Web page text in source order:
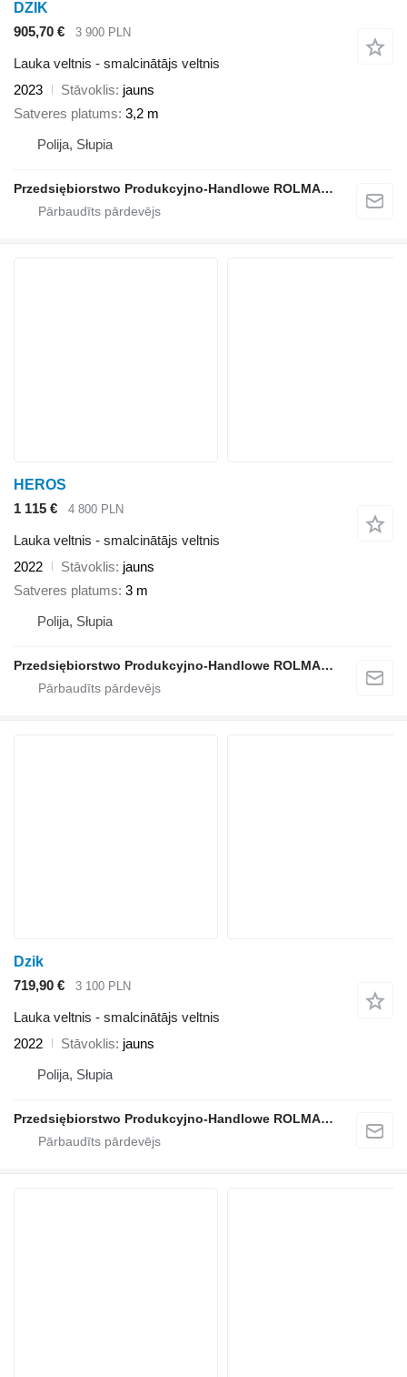
DZIK
905,70 €
3 900 PLN
Lauka veltnis - smalcinātājs veltnis
2023
Stāvoklis jauns
Satveres platums 3,2 m
Polija, Słupia
Przedsiębiorstwo Produkcyjno-Handlowe ROLMAPOL Marcin Dziekan
HEROS
1 115 €
4 800 PLN
Lauka veltnis - smalcinātājs veltnis
2022
Stāvoklis jauns
Satveres platums 3 m
Polija, Słupia
Przedsiębiorstwo Produkcyjno-Handlowe ROLMAPOL Marcin Dziekan
Dzik
719,90 €
3 100 PLN
Lauka veltnis - smalcinātājs veltnis
2022
Stāvoklis jauns
Polija, Słupia
Przedsiębiorstwo Produkcyjno-Handlowe ROLMAPOL Marcin Dziekan